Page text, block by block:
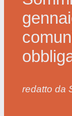
redatto da